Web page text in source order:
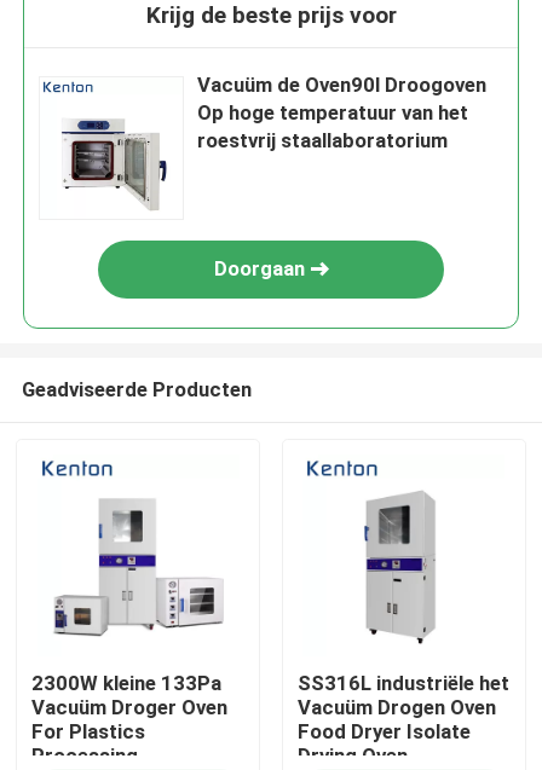
Krijg de beste prijs voor
Vacuüm de Oven90l Droogoven
Op hoge temperatuur van het
roestvrij staallaboratorium
Doorgaan
Geadviseerde Producten
2300W kleine 133Pa
Vacuüm Droger Oven
For Plastics
Processing
SS316L industriële het
Vacuüm Drogen Oven
Food Dryer Isolate
Drying Oven